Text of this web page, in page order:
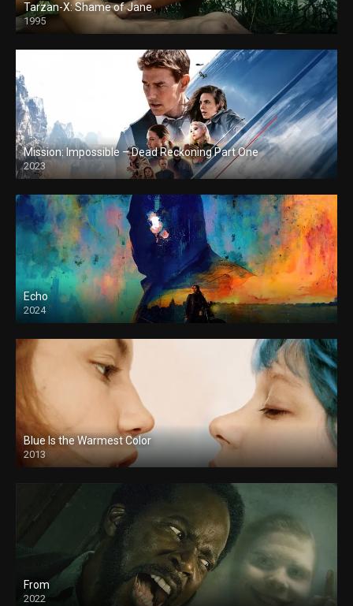
Tarzan-X: Shame of Jane
1995
Mission: Impossible – Dead Reckoning Part One
2023
Echo
2024
Blue Is the Warmest Color
2013
From
2022